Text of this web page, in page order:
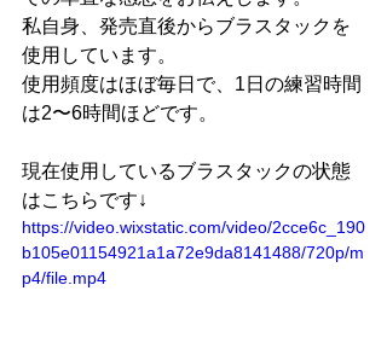
私自身、発売直後からブラスタックを
使用しています。
使用頻度はほぼ毎日で、1日の練習時間
は2〜6時間ほどです。
現在使用しているブラスタックの状態
はこちらです↓
https://video.wixstatic.com/video/2cce6c_190
b105e01154921a1a72e9da8141488/720p/m
p4/file.mp4